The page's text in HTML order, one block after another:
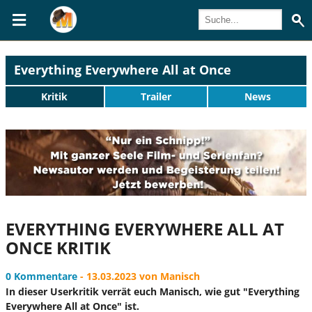
Everything Everywhere All at Once
Kritik Trailer News
EVERYTHING EVERYWHERE ALL AT
ONCE KRITIK
0 Kommentare - 13.03.2023 von Manisch
In dieser Userkritik verrät euch Manisch, wie gut "Everything
Everywhere All at Once" ist.